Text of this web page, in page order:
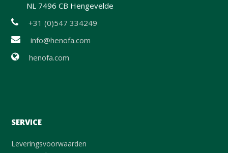
NL 7496 CB Hengevelde
+31 (0)547 334249
info@henofa.com
henofa.com
SERVICE
Leveringsvoorwaarden